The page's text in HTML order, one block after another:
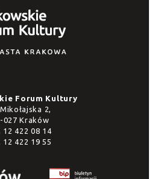
Forum Kultury
2,
027 Kraków
12 422 08 14
12 422 19 55